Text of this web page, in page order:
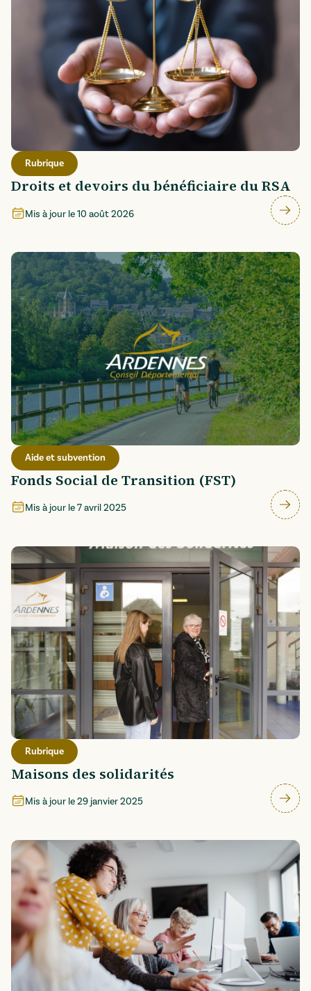
Rubrique
Droits et devoirs du bénéficiaire du RSA
Mis à jour le10 août 2026
Aide et subvention
Fonds Social de Transition (FST)
Mis à jour le7 avril 2025
Rubrique
Maisons des solidarités
Mis à jour le29 janvier 2025